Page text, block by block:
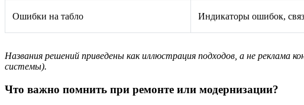
Ошибки на табло Индикаторы ошибок,
Названия решений приведены как иллюстрация подходов, а не
системы).
Что важно помнить при ремонте или модернизации?